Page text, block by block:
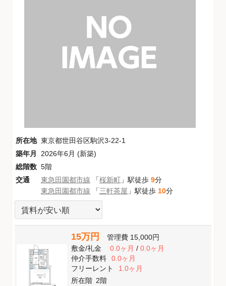
所在地 東京都世田谷区駒沢3-22-1
築年月
2026年6月 (新築)
総階数 5階
交通
東急田園都市線 「桜新町 」駅徒歩 9分
東急田園都市線 「三軒茶屋 」駅徒歩 10分
15万円 管理費 15,000円
敷金/礼金 0.0ヶ月/ 0.0ヶ月
仲介手数料
0.0ヶ月
フリーレント
1.0ヶ月
所在階 2階